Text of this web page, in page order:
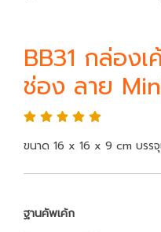
BB31 กล่อง
ช่อง ลาย
ขนาด 16 x 16 x 9 cm บรร
ฐานคัพเค้ก